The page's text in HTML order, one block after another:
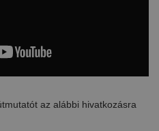
az alábbi hivatkozásra